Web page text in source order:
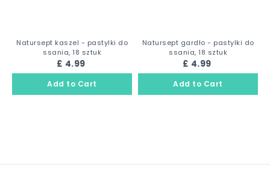
Natursept kaszel - pastylki do
ssania, 18 sztuk
£ 4.99
Natursept gardło - pastylki do
ssania, 18 sztuk
£ 4.99